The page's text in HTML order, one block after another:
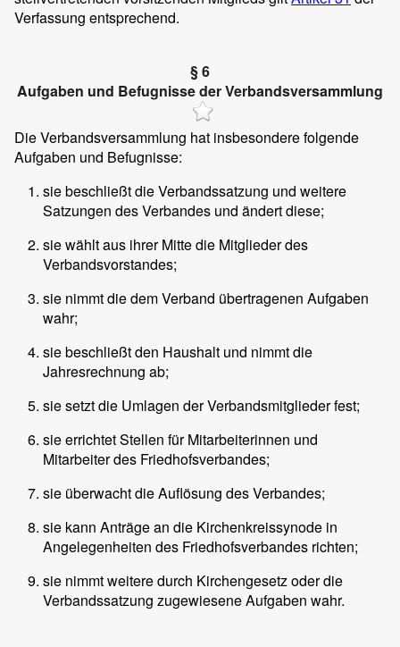
Verfassung entsprechend.
§ 6
Aufgaben und Befugnisse der Verbandsversammlung
Die Verbandsversammlung hat insbesondere folgende
Aufgaben und Befugnisse:
sie beschließt die Verbandssatzung und weitere
Satzungen des Verbandes und ändert diese;
sie wählt aus ihrer Mitte die Mitglieder des
Verbandsvorstandes;
sie nimmt die dem Verband übertragenen Aufgaben
wahr;
sie beschließt den Haushalt und nimmt die
Jahresrechnung ab;
sie setzt die Umlagen der Verbandsmitglieder fest;
sie errichtet Stellen für Mitarbeiterinnen und
Mitarbeiter des Friedhofsverbandes;
sie überwacht die Auflösung des Verbandes;
sie kann Anträge an die Kirchenkreissynode in
Angelegenheiten des Friedhofsverbandes richten;
sie nimmt weitere durch Kirchengesetz oder die
Verbandssatzung zugewiesene Aufgaben wahr.